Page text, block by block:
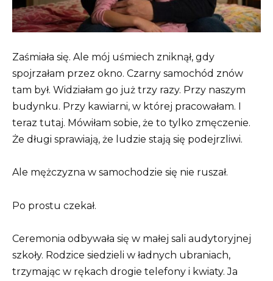
Zaśmiała się. Ale mój uśmiech zniknął, gdy
spojrzałam przez okno. Czarny samochód znów
tam był. Widziałam go już trzy razy. Przy naszym
budynku. Przy kawiarni, w której pracowałam. I
teraz tutaj. Mówiłam sobie, że to tylko zmęczenie.
Że długi sprawiają, że ludzie stają się podejrzliwi.
Ale mężczyzna w samochodzie się nie ruszał.
Po prostu czekał.
Ceremonia odbywała się w małej sali audytoryjnej
szkoły. Rodzice siedzieli w ładnych ubraniach,
trzymając w rękach drogie telefony i kwiaty. Ja